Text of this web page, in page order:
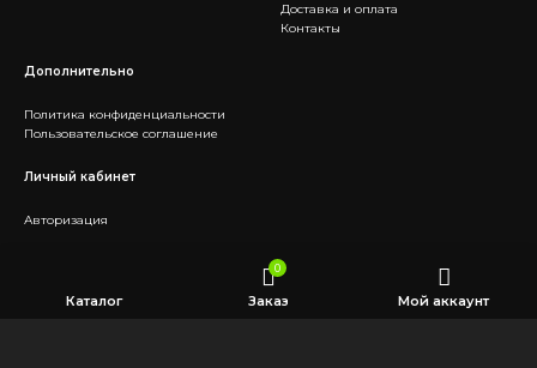
Доставка и оплата
Контакты
Дополнительно
Политика конфиденциальности
Пользовательское соглашение
Личный кабинет
Авторизация
Telegram
Каталог
0
Заказ Мой аккаунт